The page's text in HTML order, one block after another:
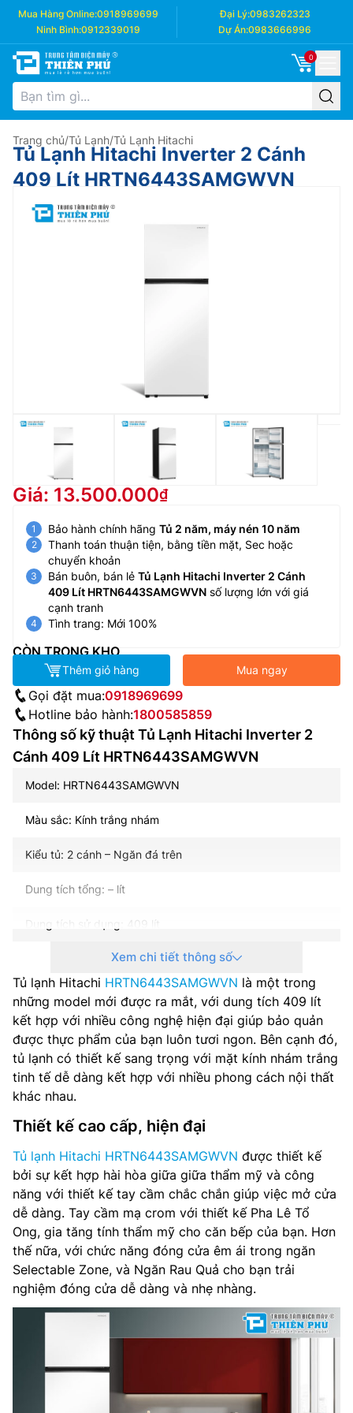
Mua Hàng Online:0918969699 Đại Lý:0983262323
Ninh Bình:0912339019 Dự Án:0983666996
0
Trang chủ/Tủ Lạnh/Tủ Lạnh Hitachi
Tủ Lạnh Hitachi Inverter 2 Cánh
409 Lít HRTN6443SAMGWVN
Giá: 13.500.000
Bảo hành chính hãng Tủ 2 năm, máy nén 10 năm
Thanh toán thuận tiện, bằng tiền mặt, Sec hoặc
chuyển khoản
Bán buôn, bán lẻ Tủ Lạnh Hitachi Inverter 2 Cánh
409 Lít HRTN6443SAMGWVN số lượng lớn với giá
cạnh tranh
Tình trang: Mới 100%
CÒN TRONG KHO
Thêm giỏ hàng Mua ngay
Gọi đặt mua:0918969699
Hotline bảo hành:1800585859
Thông số kỹ thuật Tủ Lạnh Hitachi Inverter 2
Cánh 409 Lít HRTN6443SAMGWVN
Model: HRTN6443SAMGWVN
Màu sắc: Kính trắng nhám
Kiểu tủ: 2 cánh – Ngăn đá trên
Dung tích tổng: – lít
Dung tích sử dụng: 409 lít
Dung tích năng đá: 94 lít
Dung tích năng mát: 315 lít
Công nghệ inverter: Inverter
Công suất tiêu thụ công bố theo TCVN: – kWh/năm
Lấy nước bên ngoài: Không
Làm đá tự động: Có
Ngăn chuyển đổi linh hoạt: Có
Chất liệu cửa tủ: Kính
Công nghệ làm lạnh: Làm Lạnh Vòng Cung Dual Sense
Điều khiển: Điện tử bên trong tủ
Công nghệ khử mùi, diệt khuẩn: Bộ lọc Tripple Power
Nguồn điện: 220-240V, 50-60Hz
Kích thước tủ(RxCxS): 660 x 1800 x 720 mm
Xem chi tiết thông số
Tủ lạnh Hitachi HRTN6443SAMGWVN là một trong
những model mới được ra mắt, với dung tích 409 lít
kết hợp với nhiều công nghệ hiện đại giúp bảo quản
được thực phẩm của bạn luôn tươi ngon. Bên cạnh đó,
tủ lạnh có thiết kế sang trọng với mặt kính nhám trắng
tinh tế dễ dàng kết hợp với nhiều phong cách nội thất
khác nhau.
Thiết kế cao cấp, hiện đại
Tủ lạnh Hitachi HRTN6443SAMGWVN được thiết kế
bởi sự kết hợp hài hòa giữa giữa thẩm mỹ và công
năng với thiết kế tay cầm chắc chắn giúp việc mở cửa
dễ dàng. Tay cầm mạ crom với thiết kế Pha Lê Tổ
Ong, gia tăng tính thẩm mỹ cho căn bếp của bạn. Hơn
thế nữa, với chức năng đóng cửa êm ái trong ngăn
Selectable Zone, và Ngăn Rau Quả cho bạn trải
nghiệm đóng cửa dễ dàng và nhẹ nhàng.